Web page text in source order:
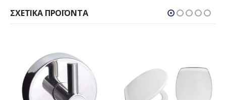
ΣΧΕΤΙΚΆ ΠΡΟΪΌΝΤΑ